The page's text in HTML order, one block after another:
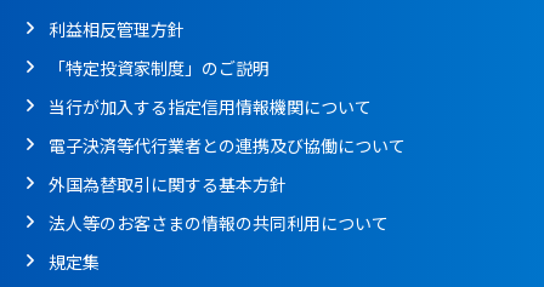
利益相反管理方針
「特定投資家制度」のご説明
当行が加入する指定信用情報機関について
電子決済等代行業者との連携及び協働について
外国為替取引に関する基本方針
法人等のお客さまの情報の共同利用について
規定集